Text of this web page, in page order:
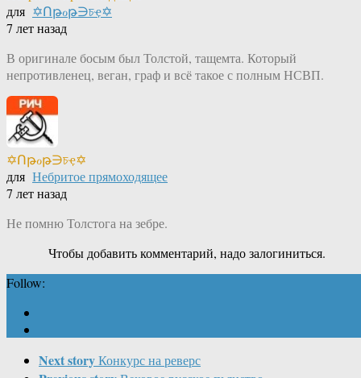
для ✡Ոթℴթ∋চҿ✡
7 лет назад
В оригинале босым был Толстой, тащемта. Который
непротивленец, веган, граф и всё такое с полным НСВП.
✡Ոթℴթ∋চҿ✡
для Небритое прямоходящее
7 лет назад
Не помню Толстога на зебре.
Чтобы добавить комментарий, надо залогиниться.
Follow:
Next storyКонкурс на реверс